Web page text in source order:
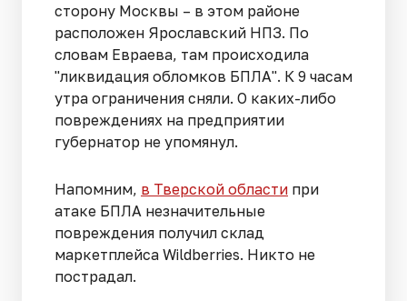
сторону Москвы – в этом районе
расположен Ярославский НПЗ. По
словам Евраева, там происходила
"ликвидация обломков БПЛА". К 9 часам
утра ограничения сняли. О каких-либо
повреждениях на предприятии
губернатор не упомянул.
Напомним, в Тверской области при
атаке БПЛА незначительные
повреждения получил склад
маркетплейса Wildberries. Никто не
пострадал.